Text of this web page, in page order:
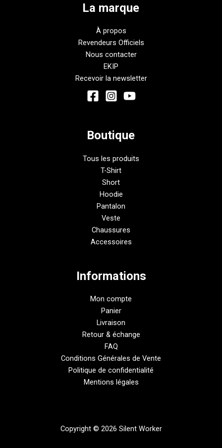
La marque
À propos
Revendeurs Officiels
Nous contacter
EKIP
Recevoir la newsletter
Boutique
Tous les produits
T-Shirt
Short
Hoodie
Pantalon
Veste
Chaussures
Accessoires
Informations
Mon compte
Panier
Livraison
Retour & échange
FAQ
Conditions Générales de Vente
Politique de confidentialité
Mentions légales
Copyright © 2026 Silent Worker